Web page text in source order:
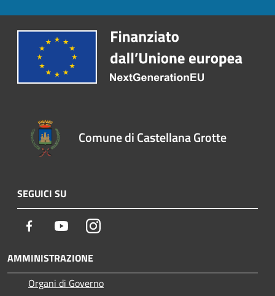
Comune di Castellana Grotte
SEGUICI SU
Facebook YoutubeInstagram
AMMINISTRAZIONE
Organi di Governo